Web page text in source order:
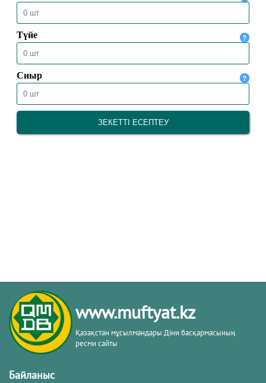
www.muftyat.kz
Қазақстан мұсылмандары Діни басқармасының
ресми сайты
Байланыс